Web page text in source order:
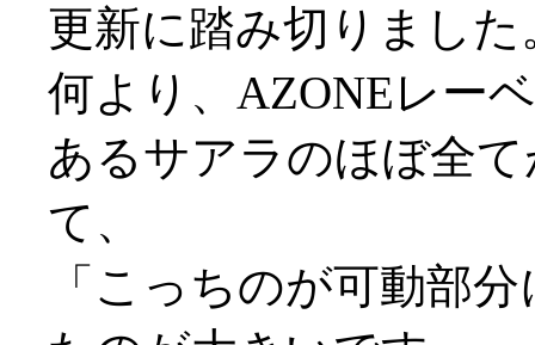
更新に踏み切りました
何より、AZONEレー
あるサアラのほぼ全
て、
「こっちのが可動部